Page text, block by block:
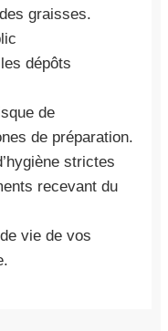
graisses.
dépôts
de
de préparation.
strictes
recevant du
vie de vos